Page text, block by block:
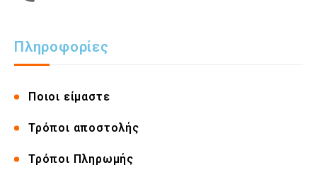
Πληροφορίες
Ποιοι είμαστε
Τρόποι αποστολής
Τρόποι Πληρωμής